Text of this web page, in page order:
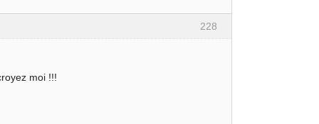
228
moi !!!